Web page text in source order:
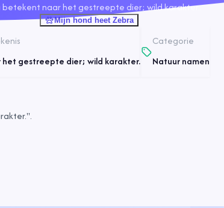
betekent naar het gestreepte dier; wild karakter..
Mijn hond heet Zebra
het gestreepte dier; wild karakter.
Categorie
Natuur namen